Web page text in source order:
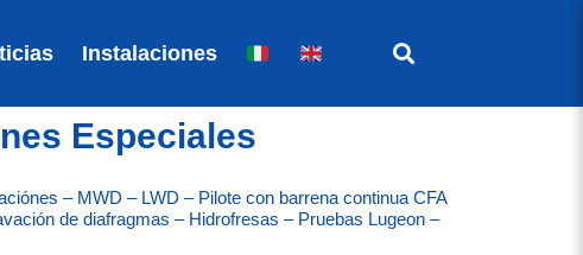
Instalaciones
Especiales
– MWD – LWD – Pilote con barrena continua CFA
de diafragmas – Hidrofresas – Pruebas Lugeon –